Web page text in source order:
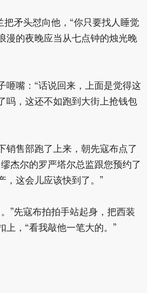
把矛头怼向他，“你只要找人睡觉
漫的夜晚应当从七点钟的烛光晚
咂嘴：“话说回来，上面是觉得这
吗，这还不如跑到大街上抢钱包
销售部跑了上来，朝先寇布点了
杰尔的罗严塔尔总监跟您预约了
，这会儿应该快到了。”
”先寇布拍拍手站起身，把西装
上，“看我敲他一笔大的。”